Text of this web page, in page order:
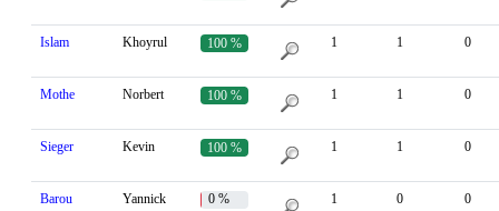
Islam Khoyrul 100 % 1 1 0
Mothe Norbert 100 % 1 1 0
Sieger Kevin 100 % 1 1 0
Barou Yannick 0 % 1 0 0